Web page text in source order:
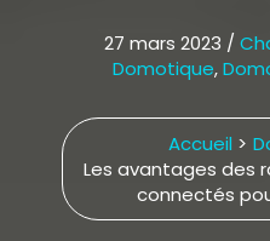
27 mars 2023 /
Domotique,
Accueil
Les avantages des
connectés